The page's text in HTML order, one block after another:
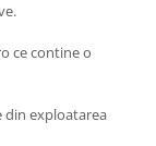
ce contine o
din exploatarea